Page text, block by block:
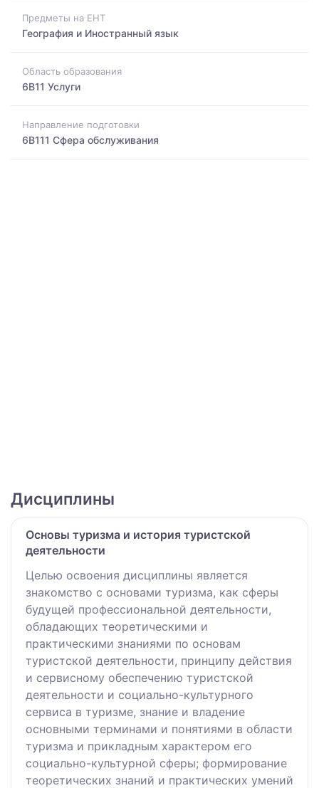
Предметы на ЕНТ
География и Иностранный язык
Область образования
6B11 Услуги
Направление подготовки
6B111 Сфера обслуживания
Дисциплины
Основы туризма и история туристской
деятельности
Целью освоения дисциплины является
знакомство с основами туризма, как сферы
будущей профессиональной деятельности,
обладающих теоретическими и
практическими знаниями по основам
туристской деятельности, принципу действия
и сервисному обеспечению туристской
деятельности и социально-культурного
сервиса в туризме, знание и владение
основными терминами и понятиями в области
туризма и прикладным характером его
социально-культурной сферы; формирование
теоретических знаний и практических умений